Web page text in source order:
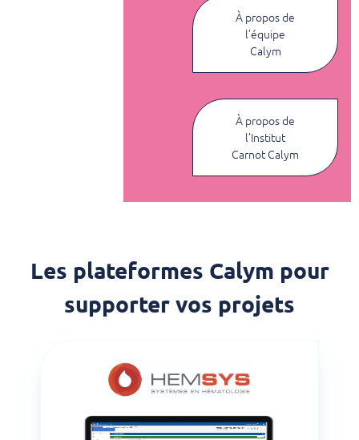
À propos de
l’équipe
Calym
À propos de
l’Institut
Carnot Calym
Les plateformes Calym pour
supporter vos projets